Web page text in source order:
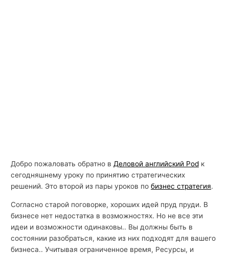
Добро пожаловать обратно в Деловой английский Pod к
сегодняшнему уроку по принятию стратегических
решений. Это второй из пары уроков побизнес стратегия.
Согласно старой поговорке, хороших идей пруд пруди. В
бизнесе нет недостатка в возможностях. Но не все эти
идеи и возможности одинаковы.. Вы должны быть в
состоянии разобраться, какие из них подходят для вашего
бизнеса.. Учитывая ограниченное время, Ресурсы, и